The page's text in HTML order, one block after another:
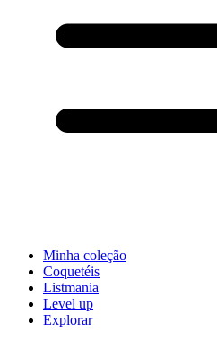
Minha coleção
Coquetéis
Listmania
Level up
Explorar